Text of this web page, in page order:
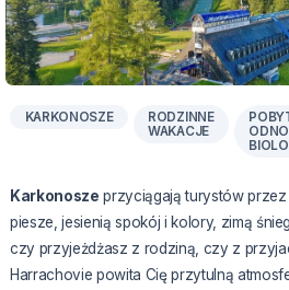
KARKONOSZE
RODZINNE
WAKACJE
Karkonosze przyciągają turystów przez
piesze, jesienią spokój i kolory, zimą
czy przyjeżdżasz z rodziną, czy z
Harrachovie powita Cię przytulną